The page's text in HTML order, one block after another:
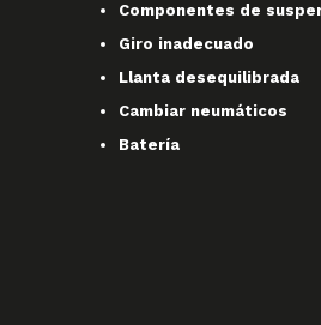
Componentes de
Giro inadecuado
Llanta desequilibrada
Cambiar neumáticos
Batería